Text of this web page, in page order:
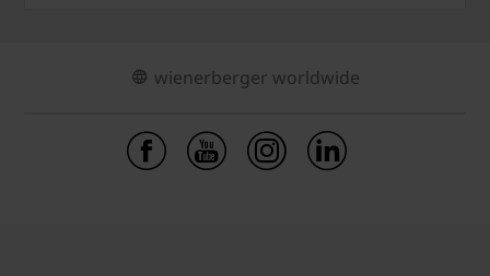
wienerberger worldwide